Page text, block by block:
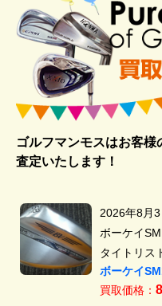
ゴルフマンモスはお客
査定いたします！
2026年8月3
ボーケイ
タイトリス
ボーケイ
買取価格：